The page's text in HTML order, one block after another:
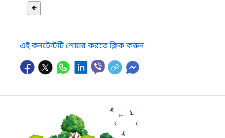
🡸
এই কনটেন্টটি শেয়ার করতে ক্লিক করুন